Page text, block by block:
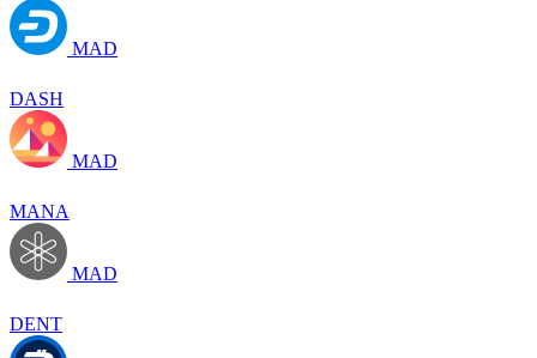
MAD
DASH
MAD
MANA
MAD
DENT